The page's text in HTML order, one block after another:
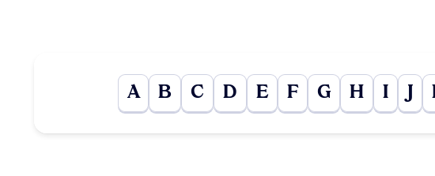
A B C D E F G H I